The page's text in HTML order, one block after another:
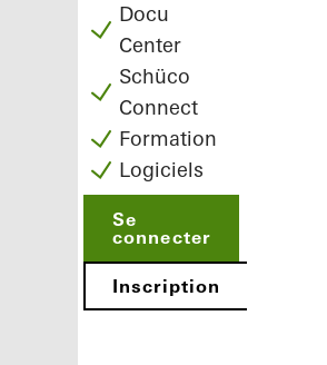
Docu
Center
Schüco
Connect
Formation
Logiciels
Se
connecter
Inscription